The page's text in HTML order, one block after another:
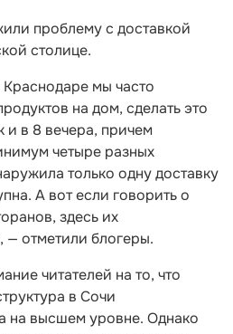
проблему с доставкой
столице.
мы часто
на дом, сделать это
и в 8 вечера, причем
четыре разных
только одну доставку
А вот если говорить о
здесь их
— отметили блогеры.
читателей на то, что
в Сочи
на высшем уровне. Однако